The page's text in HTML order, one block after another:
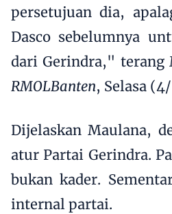
persetujuan dia,
Dasco sebelumnya
dari Gerindra," terang
RMOLBanten, Selasa
Dijelaskan Maulana,
atur Partai Gerindra.
bukan kader.
internal partai.